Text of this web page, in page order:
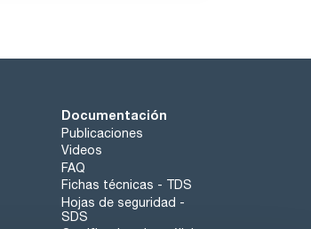
Documentación
Publicaciones
Videos
FAQ
Fichas técnicas - TDS
Hojas de seguridad -
SDS